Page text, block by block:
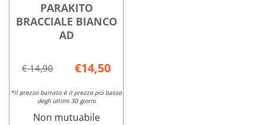
PARAKITO
BRACCIALE BIANCO
AD
€ 14,90 €14,50
*il prezzo barrato è il prezzo più basso
degli ultimi 30 giorni
Non mutuabile